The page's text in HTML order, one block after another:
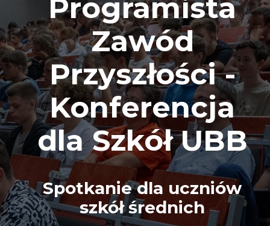
Programista
Zawód
Przyszłości -
Konferencja
dla Szkół UBB
Spotkanie dla uczniów
szkół średnich